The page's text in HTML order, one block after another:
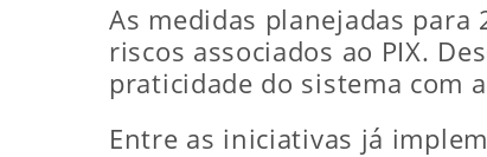
As medidas planejadas
riscos associados ao PIX.
praticidade do sistema com
Entre as iniciativas já